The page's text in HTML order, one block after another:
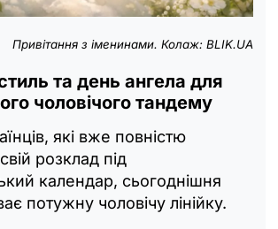
Привітання з іменинами. Колаж: BLIK.UA
та день ангела для
чоловічого тандему
які вже повністю
розклад під
календар, сьогоднішня
потужну чоловічу лінійку.